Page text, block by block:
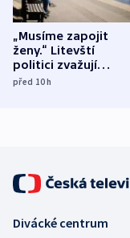
„Musíme zapojit
ženy.“ Litevští
politici zvažují
dohodu o
před 10h
Divácké centrum